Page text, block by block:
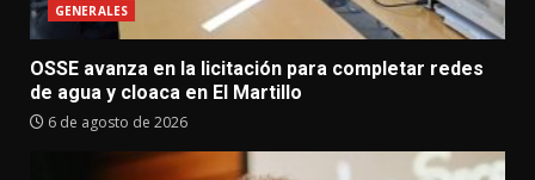
GENERALES
OSSE avanza en la licitación para completar redes
de agua y cloaca en El Martillo
6 de agosto de 2026